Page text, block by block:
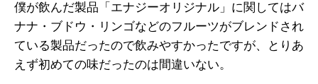
僕が飲んだ製品「エナジーオリジナル」に関してはバ
ナナ・ブドウ・リンゴなどのフルーツがブレンドされ
ている製品だったので飲みやすかったですが、とりあ
えず初めての味だったのは間違いない。